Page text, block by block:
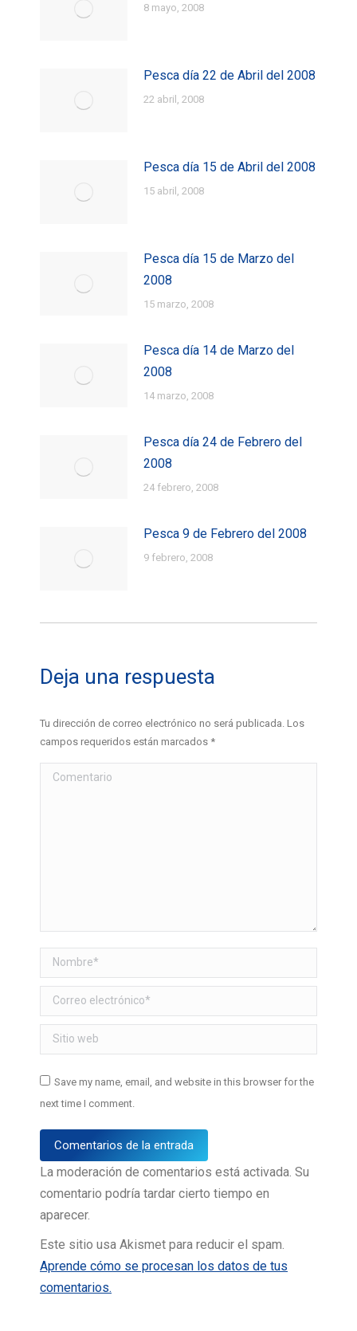
8 mayo, 2008
Pesca día 22 de Abril del 2008
22 abril, 2008
Pesca día 15 de Abril del 2008
15 abril, 2008
Pesca día 15 de Marzo del
2008
15 marzo, 2008
Pesca día 14 de Marzo del
2008
14 marzo, 2008
Pesca día 24 de Febrero del
2008
24 febrero, 2008
Pesca 9 de Febrero del 2008
9 febrero, 2008
Deja una respuesta
Tu dirección de correo electrónico no será publicada. Los
campos requeridos están marcados *
Comentario
Nombre *
Correo electrónico *
Sitio web
Save my name, email, and website in this browser for the
next time I comment.
Comentarios de la entrada
La moderación de comentarios está activada. Su
comentario podría tardar cierto tiempo en
aparecer.
Este sitio usa Akismet para reducir el spam.
Aprende cómo se procesan los datos de tus
comentarios.